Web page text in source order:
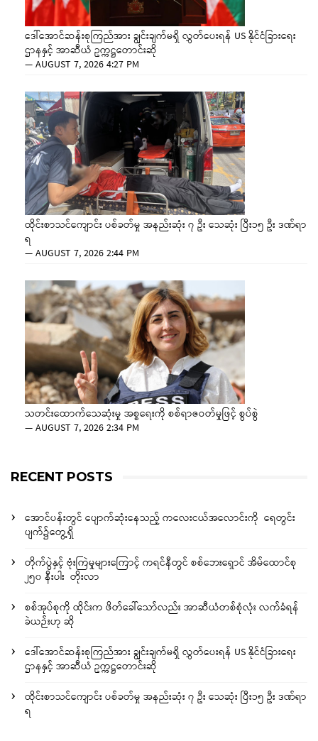
ဒေါ်အောင်ဆန်းစုကြည်အား ချွင်းချက်မရှိ လွှတ်ပေးရန် US နိုင်ငံခြားရေး
ဌာနနှင့် အာဆီယံ ဥက္ကဋ္ဌတောင်းဆို
—AUGUST 7, 2026 4:27 PM
ထိုင်းစာသင်ကျောင်း ပစ်ခတ်မှု အနည်းဆုံး ၇ ဦး သေဆုံး ပြီး၁၅ ဦး ဒဏ်ရာ
ရ
—AUGUST 7, 2026 2:44 PM
သတင်းထောက်သေဆုံးမှု အစ္စရေးကို စစ်ရာဇဝတ်မှုဖြင့် စွပ်စွဲ
—AUGUST 7, 2026 2:34 PM
RECENT POSTS
အောင်ပန်းတွင် ပျောက်ဆုံးနေသည့် ကလေးငယ်အလောင်းကို ရေတွင်း
ပျက်၌တွေ့ရှိ
တိုက်ပွဲနှင့် ဗုံးကြဲမှုများကြောင့် ကရင်နီတွင် စစ်ဘေးရှောင် အိမ်ထောင်စု
၂၅၀ နီးပါး တိုးလာ
စစ်အုပ်စုကို ထိုင်းက ဖိတ်ခေါ်သော်လည်း အာဆီယံတစ်စုံလုံး လက်ခံရန်
ခဲယဉ်းဟု ဆို
ဒေါ်အောင်ဆန်းစုကြည်အား ချွင်းချက်မရှိ လွှတ်ပေးရန် US နိုင်ငံခြားရေး
ဌာနနှင့် အာဆီယံ ဥက္ကဋ္ဌတောင်းဆို
ထိုင်းစာသင်ကျောင်း ပစ်ခတ်မှု အနည်းဆုံး ၇ ဦး သေဆုံး ပြီး၁၅ ဦး ဒဏ်ရာ
ရ